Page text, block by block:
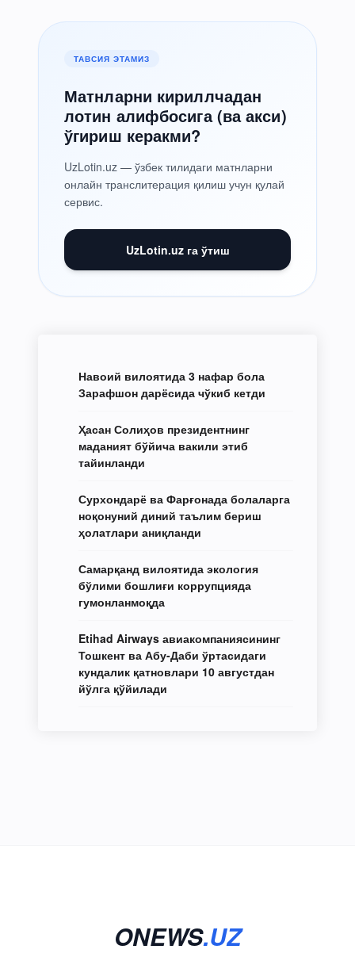
ТАВСИЯ ЭТАМИЗ
Матнларни кириллчадан
лотин алифбосига (ва акси)
ўгириш керакми?
UzLotin.uz — ўзбек тилидаги матнларни
онлайн транслитерация қилиш учун қулай
сервис.
UzLotin.uz га ўтиш
Навоий вилоятида 3 нафар бола
Зарафшон дарёсида чўкиб кетди
Ҳасан Солиҳов президентнинг
маданият бўйича вакили этиб
тайинланди
Сурхондарё ва Фарғонада болаларга
ноқонуний диний таълим бериш
ҳолатлари аниқланди
Самарқанд вилоятида экология
бўлими бошлиғи коррупцияда
гумонланмоқда
Etihad Airways авиакомпаниясининг
Тошкент ва Абу-Даби ўртасидаги
кундалик қатновлари 10 августдан
йўлга қўйилади
ONEWS.UZ